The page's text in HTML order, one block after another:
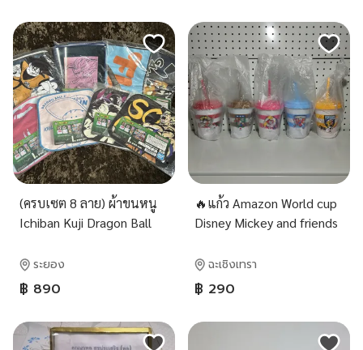
(ครบเซต 8 ลาย) ผ้าขนหนู
Ichiban Kuji Dragon Ball
I (มือ 1)
ระยอง
฿ 890
🔥แก้ว Amazon World cup
Disney Mickey and friends
ฉะเชิงเทรา
฿ 290